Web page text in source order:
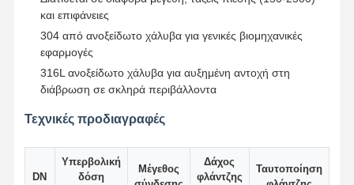
Σελίδα
Εμάς
και επιφάνειες
304 από ανοξείδωτο χάλυβα για γενικές βιομηχανικές
εφαρμογές
316L ανοξείδωτο χάλυβα για αυξημένη αντοχή στη
διάβρωση σε σκληρά περιβάλλοντα
Τεχνικές προδιαγραφές
DN
Υπερβολική
δόση
Μέγεθος
Δάχος
φλάντζης
Ταυτοποίηση